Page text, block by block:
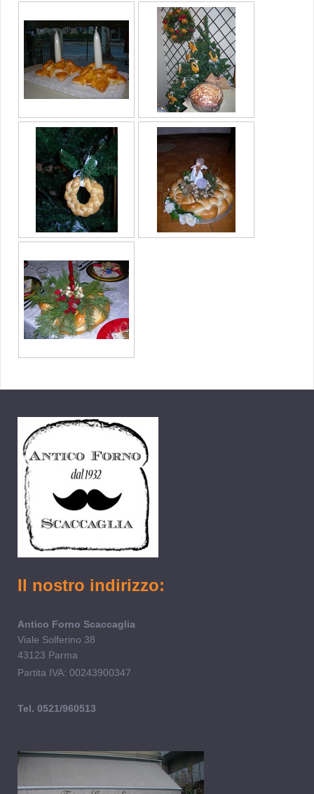
Il nostro indirizzo:
Antico Forno Scaccaglia
Viale Solferino 38
43123 Parma
Partita IVA: 00243900347
Tel. 0521/960513